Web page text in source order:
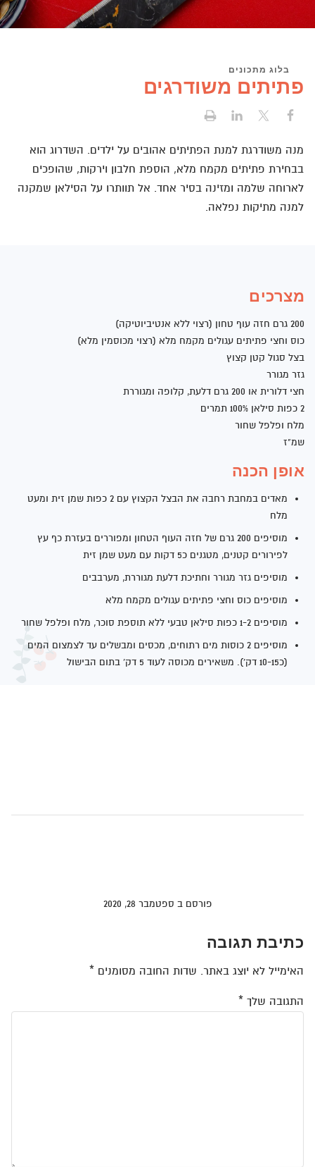
בלוג מתכונים
פתיתים משודרגים
מנה משודרגת למנת הפתיתים אהובים על ילדים. השדרוג הוא
בבחירת פתיתים מקמח מלא, הוספת חלבון וירקות, שהופכים
לארוחה שלמה ומזינה בסיר אחד. אל תוותרו על הסילאן שמקנה
למנה מתיקות נפלאה.
מצרכים
200 גרם חזה עוף טחון (רצוי ללא אנטיביוטיקה)
כוס וחצי פתיתים עגולים מקמח מלא (רצוי מכוסמין מלא)
בצל סגול קטן קצוץ
גזר מגורר
חצי דלורית או 200 גרם דלעת, קלופה ומגוררת
2 כפות סילאן 100% תמרים
מלח ופלפל שחור
שמ"ז
אופן הכנה
מאדים במחבת רחבה את הבצל הקצוץ עם 2 כפות שמן זית ומעט
מלח
מוסיפים 200 גרם של חזה העוף הטחון ומפוררים בעזרת כף עץ
לפירורים קטנים, מטגנים כ5 דקות עם מעט שמן זית
מוסיפים גזר מגורר וחתיכת דלעת מגוררת, מערבבים
מוסיפים כוס וחצי פתיתים עגולים מקמח מלא
מוסיפים 1-2 כפות סילאן טבעי ללא תוספת סוכר, מלח ופלפל שחור
מוסיפים 2 כוסות מים רתוחים, מכסים ומבשלים עד לצמצום המים
(כ10-15 דק'). משאירים מכוסה לעוד 5 דק' בתום הבישול
פורסם ב ספטמבר 28, 2020
כתיבת תגובה
האימייל לא יוצג באתר. שדות החובה מסומנים *
התגובה שלך *